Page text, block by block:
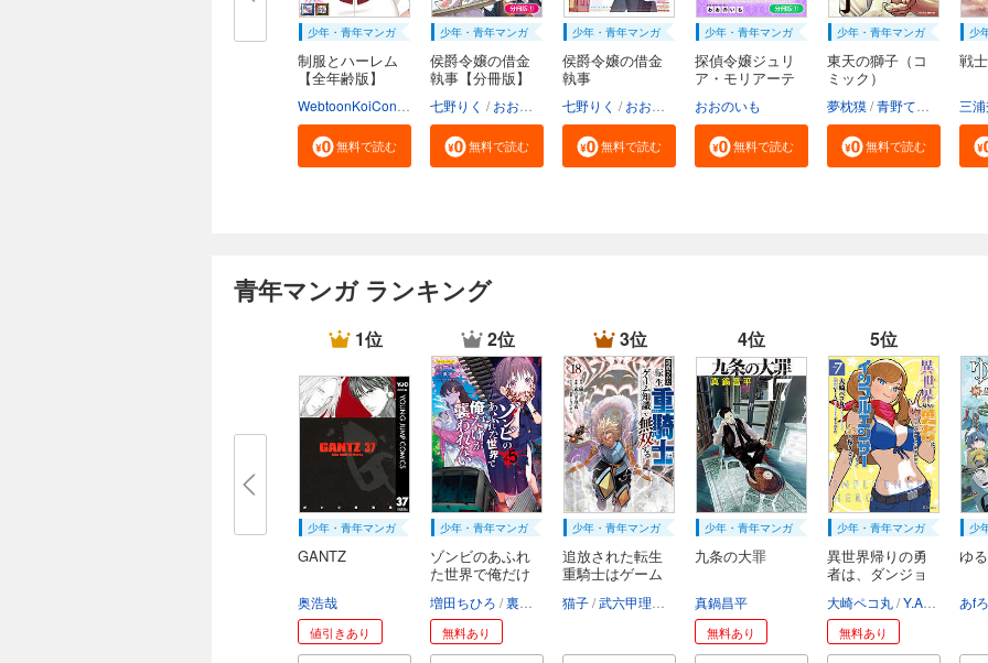
少年・青年マンガ
制服とハーレム
【全年齢版】
無料で読む
少年・青年マンガ
侯爵令嬢の借金
執事【分冊版】
七野りく おおのいも mmu
無料で読む
少年・青年マンガ
侯爵令嬢の借金
執事
七野りく おおのいも mmu
無料で読む
少年・青年マンガ
探偵令嬢ジュリ
ア・モリアーテ
おおのいも
無料で読む
少年・青年マンガ
東天の獅子（コ
ミック）
夢枕獏 青野てる坊
無料で読む
少
戦
三
青年マンガ ランキング
1位
少年・青年マンガ
GANTZ
奥浩哉
値引きあり
2位
少年・青年マンガ
ゾンビのあふれ
た世界で俺だけ
が...
増田ちひろ 裏地ろくろ
無料あり
3位
少年・青年マンガ
追放された転生
重騎士はゲーム
猫子 武六甲理衣 じゃいあん
4位
少年・青年マンガ
九条の大罪
真鍋昌平
無料あり
5位
少年・青年マンガ
異世界帰りの勇
者は、ダンジョ
大崎ペコ丸 Y.A ぷきゅ
無料あり
少
ゆ
あfろ